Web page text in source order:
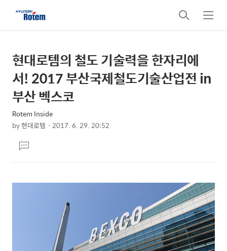
검
색
메
뉴
상
세
컨
텐
츠
본
문
제
목
현대로템의 철도 기술력을 한자리에
서! 2017 부산국제철도기술산업전 in
부산 벡스코
Rotem Inside
by현대로템 2017. 6. 29. 20:52
문댓
글